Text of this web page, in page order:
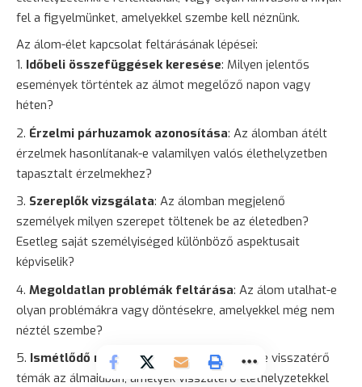
fel a figyelmünket, amelyekkel szembe kell néznünk.
Az álom-élet kapcsolat feltárásának lépései:
Időbeli összefüggések keresése: Milyen jelentős
események történtek az álmot megelőző napon vagy
héten?
Érzelmi párhuzamok azonosítása: Az álomban átélt
érzelmek hasonlítanak-e valamilyen valós élethelyzetben
tapasztalt érzelmekhez?
Szereplők vizsgálata: Az álomban megjelenő
személyek milyen szerepet töltenek be az életedben?
Esetleg saját személyiséged különböző aspektusait
képviselik?
Megoldatlan problémák feltárása: Az álom utalhat-e
olyan problémákra vagy döntésekre, amelyekkel még nem
néztél szembe?
Ismétlődő minták felismerése: Vannak-e visszatérő
témák az álmaidban, amelyek visszatérő élethelyzetekkel